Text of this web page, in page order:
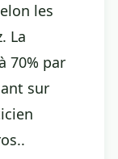
les
La
70% par
sur